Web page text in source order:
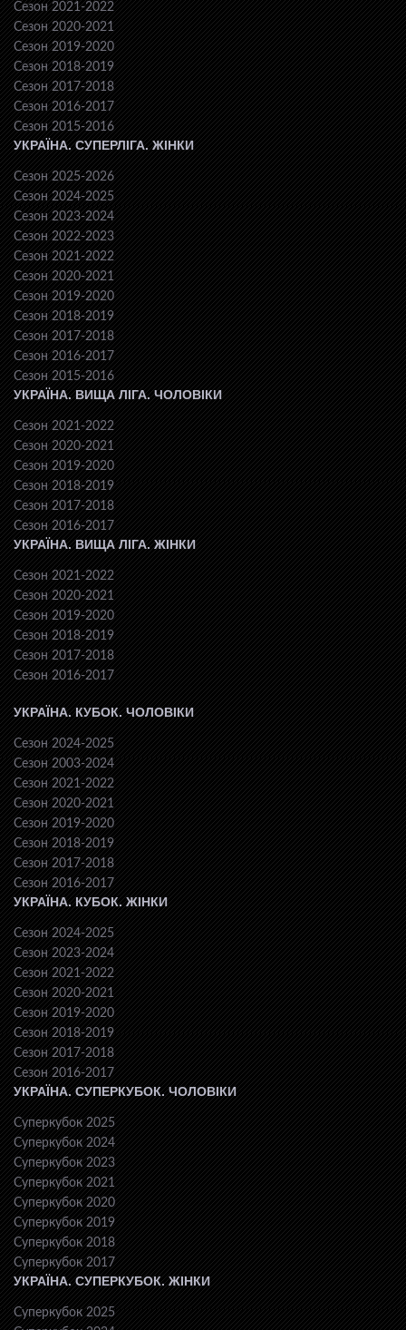
Сезон 2021-2022
Сезон 2020-2021
Сезон 2019-2020
Сезон 2018-2019
Сезон 2017-2018
Сезон 2016-2017
Сезон 2015-2016
УКРАЇНА. СУПЕРЛІГА. ЖІНКИ
Сезон 2025-2026
Сезон 2024-2025
Сезон 2023-2024
Сезон 2022-2023
Сезон 2021-2022
Сезон 2020-2021
Сезон 2019-2020
Сезон 2018-2019
Сезон 2017-2018
Сезон 2016-2017
Сезон 2015-2016
УКРАЇНА. ВИЩА ЛІГА. ЧОЛОВІКИ
Сезон 2021-2022
Сезон 2020-2021
Сезон 2019-2020
Сезон 2018-2019
Сезон 2017-2018
Сезон 2016-2017
УКРАЇНА. ВИЩА ЛІГА. ЖІНКИ
Сезон 2021-2022
Сезон 2020-2021
Сезон 2019-2020
Сезон 2018-2019
Сезон 2017-2018
Сезон 2016-2017
УКРАЇНА. КУБОК. ЧОЛОВІКИ
Сезон 2024-2025
Сезон 2003-2024
Сезон 2021-2022
Сезон 2020-2021
Сезон 2019-2020
Сезон 2018-2019
Сезон 2017-2018
Сезон 2016-2017
УКРАЇНА. КУБОК. ЖІНКИ
Сезон 2024-2025
Сезон 2023-2024
Сезон 2021-2022
Сезон 2020-2021
Сезон 2019-2020
Сезон 2018-2019
Сезон 2017-2018
Сезон 2016-2017
УКРАЇНА. СУПЕРКУБОК. ЧОЛОВІКИ
Суперкубок 2025
Суперкубок 2024
Суперкубок 2023
Суперкубок 2021
Суперкубок 2020
Суперкубок 2019
Суперкубок 2018
Суперкубок 2017
УКРАЇНА. СУПЕРКУБОК. ЖІНКИ
Суперкубок 2025